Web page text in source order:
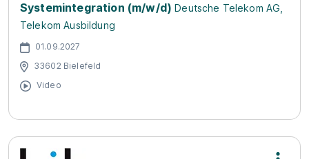
Systemintegration (m/w/d) Deutsche Telekom AG,
Telekom Ausbildung
01.09.2027
33602 Bielefeld
Video